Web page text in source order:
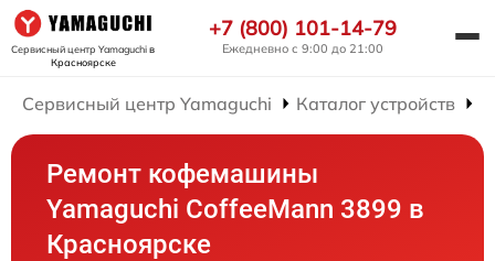
Сервисный центр Yamaguchiв
Красноярске
+7 (800) 101-14-79
Ежедневно с 9:00 до 21:00
Сервисный центр Yamaguchi Каталог устройств
Ремонт кофемашины
Yamaguchi CoffeeMann 3899 в
Красноярске